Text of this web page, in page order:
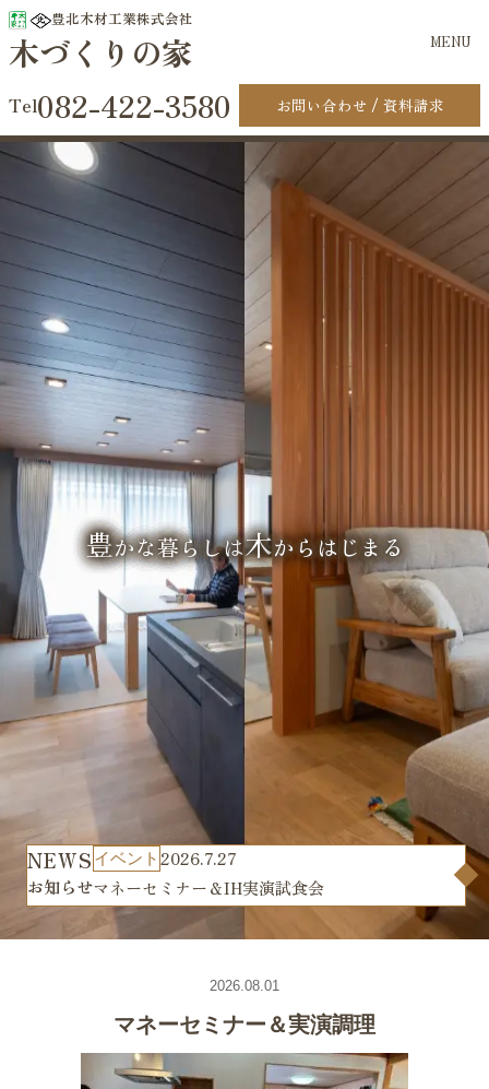
豊北木材工業株式会社
木づくりの家 MENU
082-422-3580 お問い合わせ 資料請求
豊かな暮らしは木からはじまる
NEWS
お知らせ
イベント 2026.7.27
マネーセミナー＆IH実演試食会
2026.08.01
マネーセミナー＆実演調理